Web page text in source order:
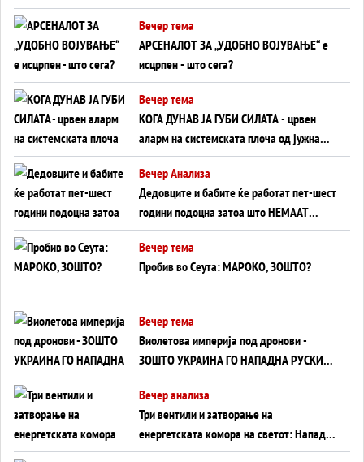
БЕЗ ФРОНТ
Вечер тема
АРСЕНАЛОТ ЗА „УДОБНО ВОЈУВАЊЕ“ е
исцрпен - што сега?
Вечер тема
КОГА ДУНАВ ЈА ГУБИ СИЛАТА - црвен
аларм на системската плоча од јужна
Германија до Црното Море...
Вечер Анализа
Дедовците и бабите ќе работат пет-шест
години подоцна затоа што НЕМААТ
ВНУЦИ ДА ГИ ЗАМЕНАТ
Вечер тема
Пробив во Сеута: МАРОКО, ЗОШТО?
Вечер тема
Виолетова империја под дронови -
ЗОШТО УКРАИНА ГО НАПАДНА РУСКИОТ
WILDBERRIES
Вечер анализа
Три вентили и затворање на
енергетската комора на светот: Нападот
во Суец најавува глобален енергетски